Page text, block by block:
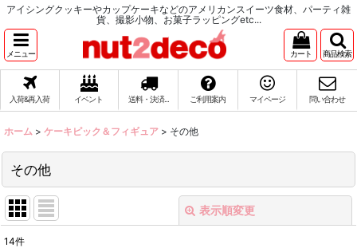
アイシングクッキーやカップケーキなどのアメリカンスイーツ食材、パーティ雑
貨、撮影小物、お菓子ラッピングetc...
メニュー カート 商品検索
入荷&再入荷 イベント 送料・決済... ご利用案内 マイページ 問い合わせ
ホーム > ケーキピック＆フィギュア > その他
その他
表示順変更
14件